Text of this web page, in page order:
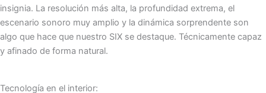
insignia. La resolución más alta, la profundidad extrema, el
escenario sonoro muy amplio y la dinámica sorprendente son
algo que hace que nuestro SIX se destaque. Técnicamente capaz
y afinado de forma natural.
Tecnología en el interior: